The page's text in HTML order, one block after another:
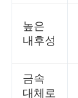
높은
내후성
금속
대체로